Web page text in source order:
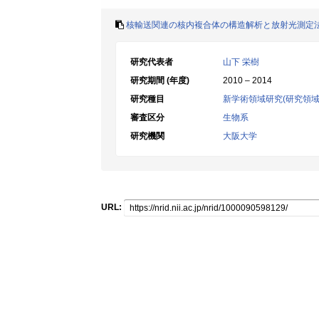
核輸送関連の核内複合体の構造解析と放射光測定
研究代表者
山下 栄樹
研究期間 (年度)
2010 – 2014
研究種目
新学術領域研究(研究領
審査区分
生物系
研究機関
大阪大学
URL: